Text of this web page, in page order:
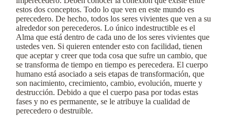
estos dos conceptos. Todo lo que ven en este mundo es
perecedero. De hecho, todos los seres vivientes que ven a su
alrededor son perecederos. Lo único indestructible es el
Alma que está dentro de cada uno de los seres vivientes que
ustedes ven. Si quieren entender esto con facilidad, tienen
que aceptar y creer que toda cosa que sufre un cambio, que
se transforma de tiempo en tiempo es perecedera. El cuerpo
humano está asociado a seis etapas de transformación, que
son nacimiento, crecimiento, cambio, evolución, muerte y
destrucción. Debido a que el cuerpo pasa por todas estas
fases y no es permanente, se le atribuye la cualidad de
perecedero o destruible.